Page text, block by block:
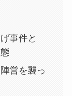
事件と
営を襲っ